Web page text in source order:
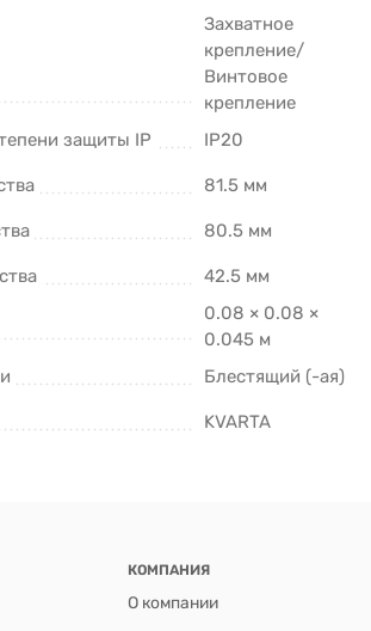
Захватное
крепление/
Винтовое
крепление
защиты IP
IP20
81.5 мм
80.5 мм
42.5 мм
0.08 × 0.08 ×
0.045 м
Блестящий (-ая)
KVARTA
КОМПАНИЯ
О компании